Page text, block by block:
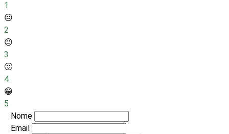
1
☹️
2
😐
3
🙂
4
😁
5
Nome
Email